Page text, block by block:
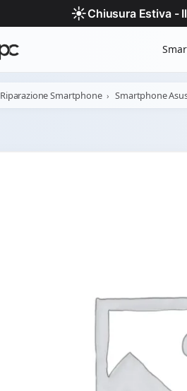
☀️Chiusura Estiva -
Riparazione Smartphone Smartphone